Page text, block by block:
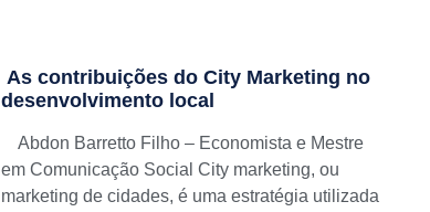
As contribuições do City Marketing no
desenvolvimento local
Abdon Barretto Filho – Economista e Mestre
em Comunicação Social City marketing, ou
marketing de cidades, é uma estratégia utilizada